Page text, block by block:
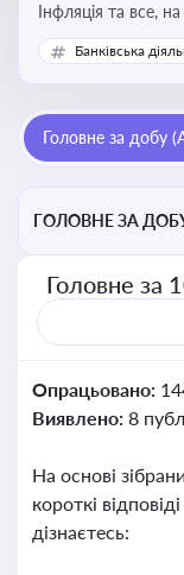
Інфляція та все,
Банківська
Головне за добу
ГОЛОВНЕ ЗА
Головне за
Опрацьовано:
Виявлено: 8
На основі
короткі
дізнаєтесь: